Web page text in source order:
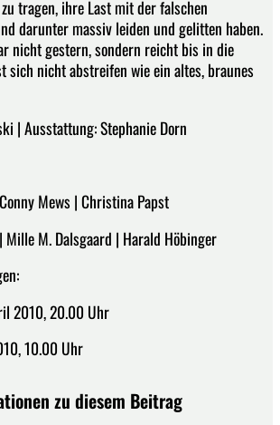
tragen, ihre Last mit der falschen
darunter massiv leiden und gelitten haben.
nicht gestern, sondern reicht bis in die
sich nicht abstreifen wie ein altes, braunes
| Ausstattung: Stephanie Dorn
Mews | Christina Papst
Mille M. Dalsgaard | Harald Höbinger
2010, 20.00 Uhr
10.00 Uhr
zu diesem Beitrag